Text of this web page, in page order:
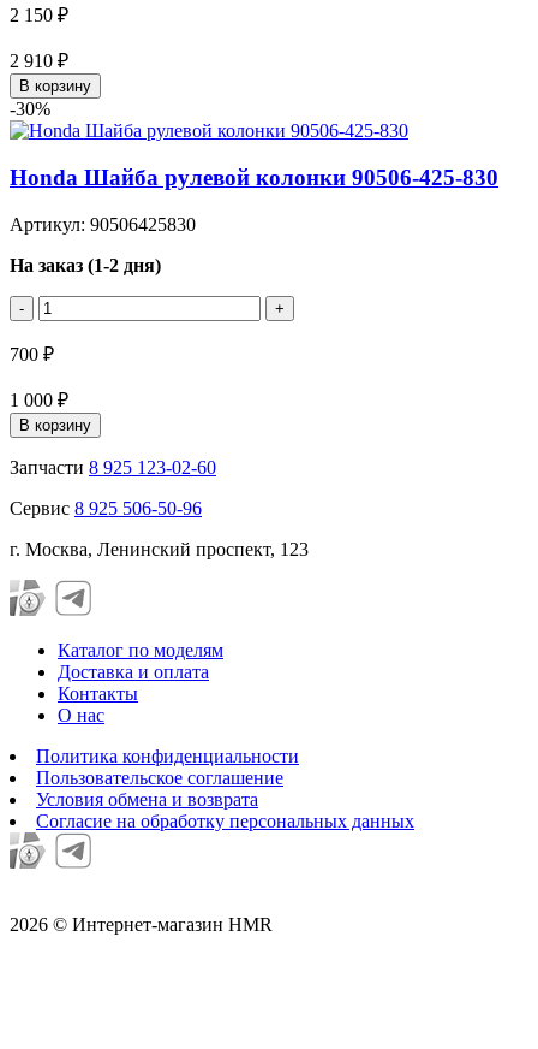
2 150 ₽
2 910 ₽
В корзину
-30%
Honda Шайба рулевой колонки 90506-425-830
Артикул: 90506425830
На заказ (1-2 дня)
- +
700 ₽
1 000 ₽
В корзину
Запчасти 8 925 123-02-60
Сервис 8 925 506-50-96
г. Москва, Ленинский проспект, 123
Каталог по моделям
Доставка и оплата
Контакты
О нас
Политика конфиденциальности
Пользовательское соглашение
Условия обмена и возврата
Согласие на обработку персональных данных
2026 © Интернет-магазин HMR